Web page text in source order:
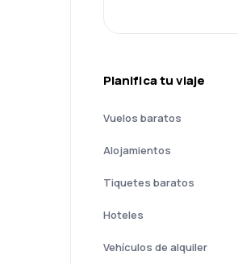
Planifica tu viaje
Vuelos baratos
Alojamientos
Tiquetes baratos
Hoteles
Vehículos de alquiler